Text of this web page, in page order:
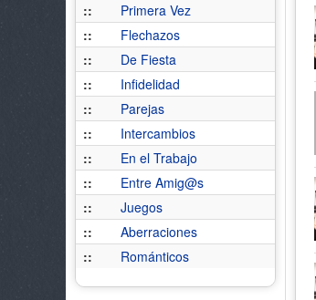
::
Primera Vez
::
Flechazos
::
De Fiesta
::
Infidelidad
::
Parejas
::
Intercambios
::
En el Trabajo
::
Entre Amig@s
::
Juegos
::
Aberraciones
::
Románticos